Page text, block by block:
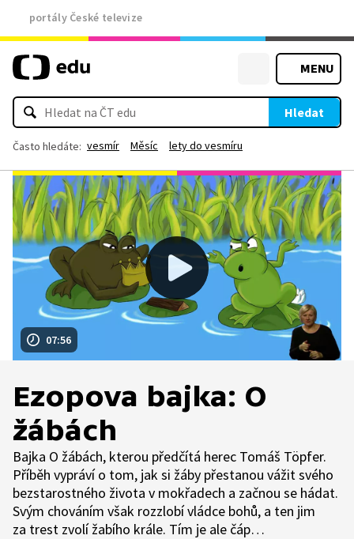
portály České televize
MENU
Hledat
Často hledáte: vesmír Měsíc lety do vesmíru
07:56
Ezopova bajka: O
žábách
Bajka O žábách, kterou předčítá herec Tomáš Töpfer.
Příběh vypráví o tom, jak si žáby přestanou vážit svého
bezstarostného života v mokřadech a začnou se hádat.
Svým chováním však rozzlobí vládce bohů, a ten jim
za trest zvolí žabího krále. Tím je ale čáp…